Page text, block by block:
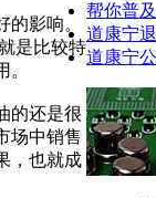
影响。
是比较特
的还是很
场中销售
，也就成
帮你普
道康宁
道康宁